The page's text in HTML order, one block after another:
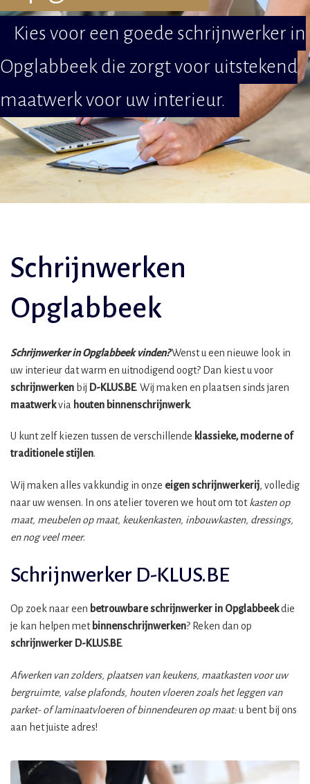
Kies voor een goede schrijnwerker in
Opglabbeek die zorgt voor uitstekend
maatwerk voor uw interieur.
Schrijnwerken
Opglabbeek
Schrijnwerker in Opglabbeek vinden?Wenst u een nieuwe look in
uw interieur dat warm en uitnodigend oogt? Dan kiest u voor
schrijnwerken bij D-KLUS.BE. Wij maken en plaatsen sinds jaren
maatwerkvia houten binnenschrijnwerk.
U kunt zelf kiezen tussen de verschillende klassieke, moderne of
traditionele stijlen.
Wij maken alles vakkundig in onze eigen schrijnwerkerij, volledig
naar uw wensen. In ons atelier toveren we hout om totkasten op
maat, meubelen op maat, keukenkasten, inbouwkasten, dressings,
en nog veel meer.
Schrijnwerker D-KLUS.BE
Op zoek naar een betrouwbare schrijnwerker in Opglabbeekdie
je kan helpen met binnenschrijnwerken? Reken dan op
schrijnwerker D-KLUS.BE.
Afwerken van zolders, plaatsen van keukens, maatkasten voor uw
bergruimte, valse plafonds, houten vloeren zoals het leggen van
parket- of laminaatvloeren of binnendeuren op maat:u bent bij ons
aan het juiste adres!